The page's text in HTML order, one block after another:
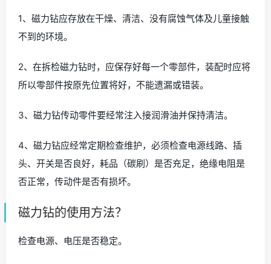
1、磁力钻应存放在干燥、清洁、没有腐蚀气体及儿童接触
不到的环境。
2、在拆检磁力钻时，应保存好每一个零部件，装配时应将
所以零部件按原先位置将好，不能遗漏或错装。
3、磁力钻传动零件要经常注入接润滑油并保持清洁。
4、磁力钻应经常定期检查维护，必须检查电源线路、插
头、开关是否良好，耗品（碳刷）是否充足，绝缘电阻是
否正常，传动件是否有损坏。
磁力钻的使用方法？
检查电源、电压是否稳定。